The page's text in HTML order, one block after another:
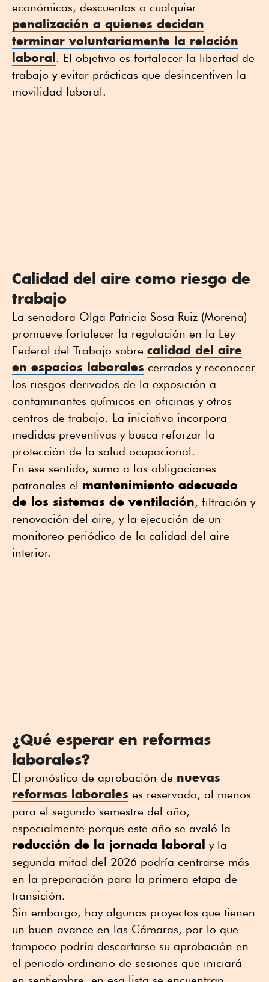
económicas, descuentos o cualquier
penalización a quienes decidan
terminar voluntariamente la relación
laboral . El objetivo es fortalecer la libertad de
trabajo y evitar prácticas que desincentiven la
movilidad laboral.
Calidad del aire como riesgo de
trabajo
La senadora Olga Patricia Sosa Ruiz (Morena)
promueve fortalecer la regulación en la Ley
Federal del Trabajo sobre calidad del aire
en espacios laborales cerrados y reconocer
los riesgos derivados de la exposición a
contaminantes químicos en oficinas y otros
centros de trabajo. La iniciativa incorpora
medidas preventivas y busca reforzar la
protección de la salud ocupacional.
En ese sentido, suma a las obligaciones
patronales el mantenimiento adecuado
de los sistemas de ventilación, filtración y
renovación del aire, y la ejecución de un
monitoreo periódico de la calidad del aire
interior.
¿Qué esperar en reformas
laborales?
El pronóstico de aprobación de nuevas
reformas laborales es reservado, al menos
para el segundo semestre del año,
especialmente porque este año se avaló la
reducción de la jornada laboral y la
segunda mitad del 2026 podría centrarse más
en la preparación para la primera etapa de
transición.
Sin embargo, hay algunos proyectos que tienen
un buen avance en las Cámaras, por lo que
tampoco podría descartarse su aprobación en
el periodo ordinario de sesiones que iniciará